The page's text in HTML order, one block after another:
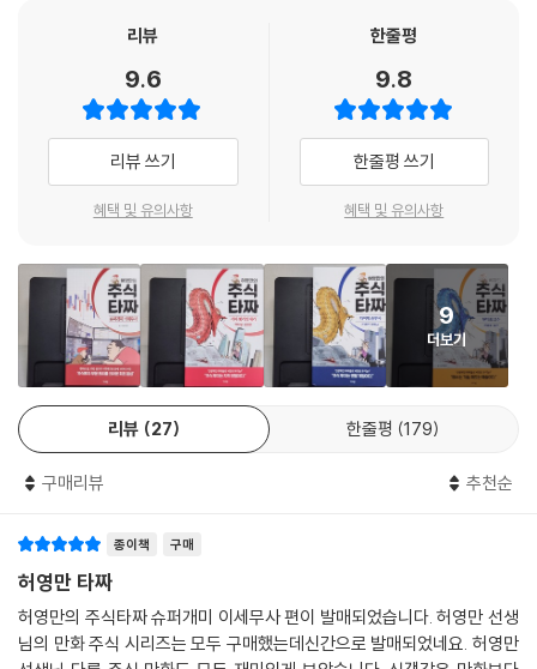
* 8T 투자 성공 법칙: 투자유형, 매매주기, 시장 트렌드, 리스크 분산, 훈련
* 실전 투자기법 8테크: 신고가 공략, 신규상장주 분석, 짝짓기 매매, 시가
총액 비교 등 고급 매매 전략
* 포트폴리오 운영법: 종목 수 설정, 자금 배분 전략, 업종 분산과 수익률
의 궤적을 깊이 있게 취재해 이를 만화라는 장르 속에 실전감 넘치게 녹여
냈다. 복잡한 주식 용어와 전략, 수치와 개념도 스토리와 대화 속에 자연스
럽게 스며들어, 독자는 몰입하면서도 핵심을 정확히 이해하게 된다. 특히
슈퍼개미 이정윤이 ‘왜 이 종목을 골랐는가’, ‘어떤 근거로 매수·매도 결정
을 내렸는가’를 재무제표 분석, 차트 흐름, 기업 뉴스 등 구체적인 근거와
함께 스토리 속에서 설득력 있게 보여준다.
트 분석’을 설명하면서도, 실제 매매일지를 통해 독자가 ‘숫자’가 아닌 ‘맥
레마 등 초보자가 흔히 빠지는 함정을 자신의 경험담과 함께 풀어내며 ‘이
론+현장+감정’이 결합된 진짜 학습을 가능하게 만든다.
현재 그는 밸러스투자아카데미, 밸런스에셋, 밸런스스택 CEO로 약 22만
명의 구독자를 보유한 유튜브 채널을 운영하며, 매달 강연을 통해 주식투
리뷰
9.6
리뷰 쓰기
혜택 및 유의사항
한줄평
9.8
한줄평 쓰기
혜택 및 유의사항
9
더보기
리뷰 27 한줄평 179
구매리뷰 추천순
종이책 구매
허영만 타짜
허영만의 주식타짜 슈퍼개미 이세무사 편이 발매되었습니다. 허영만 선생
님의 만화 주식 시리즈는 모두 구매했는데신간으로 발매되었네요. 허영만